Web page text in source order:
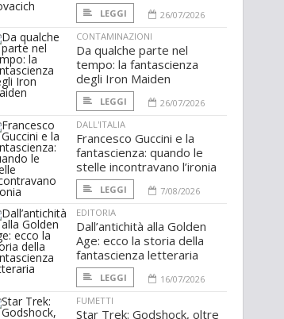
LEGGI
26/07/2026
CONTAMINAZIONI
Da qualche parte nel
tempo: la fantascienza
degli Iron Maiden
LEGGI
26/07/2026
DALL'ITALIA
Francesco Guccini e la
fantascienza: quando le
stelle incontravano l’ironia
LEGGI
7/08/2026
EDITORIA
Dall’antichità alla Golden
Age: ecco la storia della
fantascienza letteraria
LEGGI
16/07/2026
FUMETTI
Star Trek: Godshock, oltre